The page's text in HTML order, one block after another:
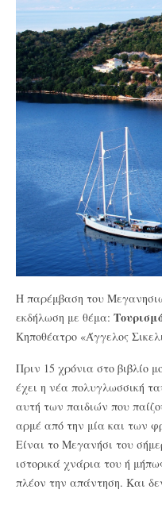
Η παρέμβαση του
εκδήλωση με θέμα:
Κηποθέατρο «Άγγελος
Πριν 15 χρόνια στο βιβλίο
έχει η νέα πολυγλωσσική
αυτή των παιδιών που
αρμέ από την μία και των
Είναι το Μεγανήσι του
ιστορικά χνάρια του ή
πλέον την απάντηση. Και